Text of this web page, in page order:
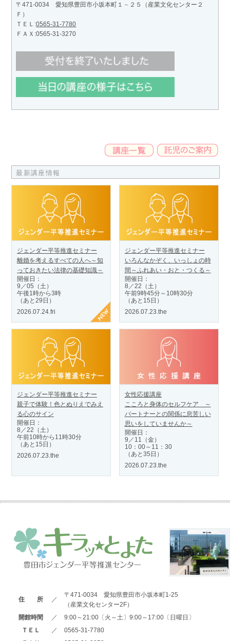
〒471-0034 愛知県豊田市小坂本町１－２５（産業文化センター２
Ｆ）
ＴＥＬ:0565-31-7780
ＦＡＸ:0565-31-3270
最新講座情報
ジェンダー平等推進セミナー
離婚を考えるすべての人へ～知
っておきたい法律の基礎知識～
開催日：
9／05（土）
午後1時から3時
（あと29日）
2026.07.24.fri
ジェンダー平等推進セミナー
いろんなかぞく、いっしょの時
間～ふれあい・おと・つくる～
開催日：
8／22（土）
午前9時45分～10時30分
（あと15日）
2026.07.23.the
ジェンダー平等推進セミナー
親子で体験！色とぬりえでみえ
る心のサイン
開催日：
8／22（土）
午前10時から11時30分
（あと15日）
2026.07.23.the
女性応援講座
こころと身体のセルフケア ～
パートナーとの関係に息苦しい
思いをしていませんか～
開催日：
9／11（金）
10：00～11：30
（あと35日）
2026.07.23.the
住 所 ／
〒471-0034 愛知県豊田市小坂本町1-25
（産業文化センター2F）
開館時間
／
9:00～21:00〔火～土〕9:00～17:00〔日曜日〕
ＴＥＬ
／
0565-31-7780